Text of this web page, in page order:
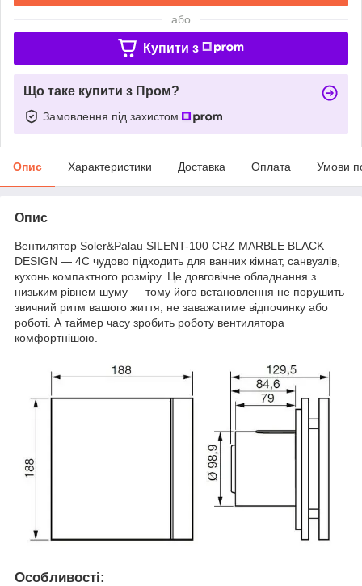
або
Купити з
Що таке купити з Пром?
Замовлення під захистом
Опис Характеристики Доставка Оплата Умови
Опис
Вентилятор Soler&Palau SILENT-100 CRZ MARBLE BLACK
DESIGN — 4C чудово підходить для ванних кімнат, санвузлів,
кухонь компактного розміру. Це довговічне обладнання з
низьким рівнем шуму — тому його встановлення не порушить
звичний ритм вашого життя, не заважатиме відпочинку або
роботі. А таймер часу зробить роботу вентилятора
комфортнішою.
Особливості: